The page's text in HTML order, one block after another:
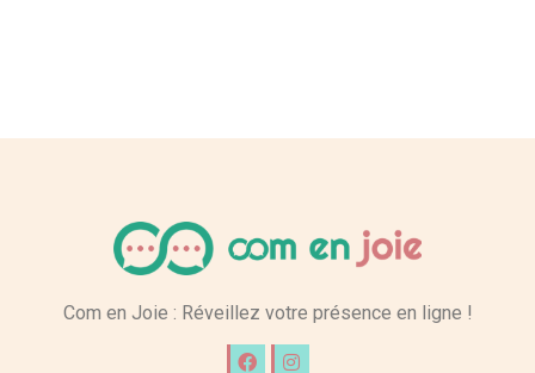
Com en Joie : Réveillez votre présence en ligne !